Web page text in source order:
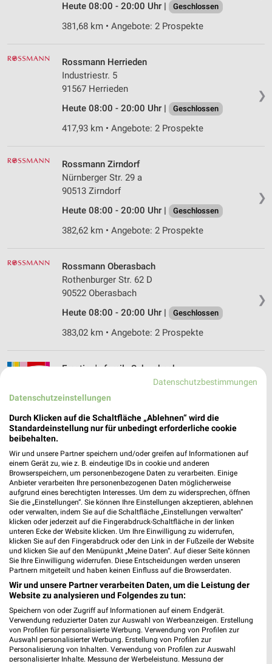
Heute 08:00 - 20:00 Uhr |
Geschlossen
381,68 km • Angebote: 2 Prospekte
❯
Rossmann Herrieden
Industriestr. 5
91567 Herrieden
Heute 08:00 - 20:00 Uhr |
Geschlossen
417,93 km • Angebote: 2 Prospekte
❯
Rossmann Zirndorf
Nürnberger Str. 29 a
90513 Zirndorf
Heute 08:00 - 20:00 Uhr |
Geschlossen
382,62 km • Angebote: 2 Prospekte
❯
Rossmann Oberasbach
Rothenburger Str. 62 D
90522 Oberasbach
Heute 08:00 - 20:00 Uhr |
Geschlossen
383,02 km • Angebote: 2 Prospekte
Ernsting's family Schwabach
91126 Schwabach
Heute 09:00 - 16:00 Uhr | Geschlossen
392,14 km
Rossmann Fürth
Würzburger Str. 171
90766 Fürth
Heute 08:00 - 20:00 Uhr | Geschlossen
378,43 km • Angebote: 2 Prospekte
Rossmann Fürth
Gabelsbergerstr. 1
90762 Fürth
Heute 08:00 - 20:00 Uhr | Geschlossen
378,73 km • Angebote: 2 Prospekte
Datenschutzbestimmungen
Datenschutzeinstellungen
Durch Klicken auf die Schaltfläche „Ablehnen“ wird die
Standardeinstellung nur für unbedingt erforderliche cookie
beibehalten.
Wir und unsere Partner speichern und/oder greifen auf Informationen auf
einem Gerät zu, wie z. B. eindeutige IDs in cookie und anderen
Browserspeichern, um personenbezogene Daten zu verarbeiten. Einige
Anbieter verarbeiten Ihre personenbezogenen Daten möglicherweise
aufgrund eines berechtigten Interesses. Um dem zu widersprechen, öffnen
Sie die „Einstellungen“. Sie können Ihre Einstellungen akzeptieren, ablehnen
oder verwalten, indem Sie auf die Schaltfläche „Einstellungen verwalten“
klicken oder jederzeit auf die Fingerabdruck-Schaltfläche in der linken
unteren Ecke der Website klicken. Um Ihre Einwilligung zu widerrufen,
klicken Sie auf den Fingerabdruck oder den Link in der Fußzeile der Website
und klicken Sie auf den Menüpunkt „Meine Daten“. Auf dieser Seite können
Sie Ihre Einwilligung widerrufen. Diese Entscheidungen werden unseren
Partnern mitgeteilt und haben keinen Einfluss auf die Browserdaten.
Wir und unsere Partner verarbeiten Daten, um die Leistung der
Website zu analysieren und Folgendes zu tun:
Speichern von oder Zugriff auf Informationen auf einem Endgerät.
Verwendung reduzierter Daten zur Auswahl von Werbeanzeigen. Erstellung
von Profilen für personalisierte Werbung. Verwendung von Profilen zur
Auswahl personalisierter Werbung. Erstellung von Profilen zur
Personalisierung von Inhalten. Verwendung von Profilen zur Auswahl
personalisierter Inhalte. Messung der Werbeleistung. Messung der